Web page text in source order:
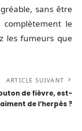
sans être
le
les fumeurs que
ARTICLE SUIVANT
de fièvre, est-
de l’herpès ?